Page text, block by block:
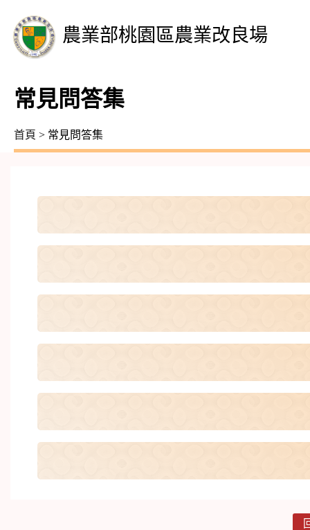
農業部桃園區農業改良場
常見問答集
首頁 > 常見問答集